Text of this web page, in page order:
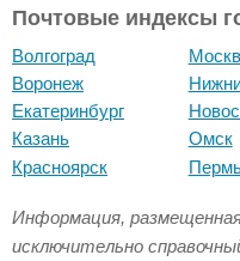
Почтовые индексы
Волгоград
Воронеж
Екатеринбург
Казань
Красноярск
Омск
Информация,
исключительно